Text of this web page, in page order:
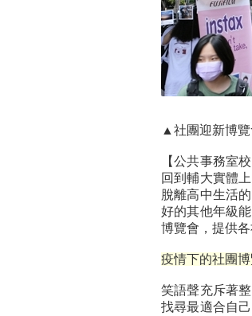
▲社團迎新博
【公共事務室
回到輔大實體
脫離高中生活
好的其他年級
博覽會，提供
疫情下的社團
笑語聲充斥著
找尋最適合自